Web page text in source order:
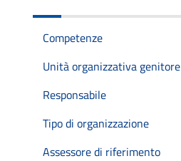
Competenze
Unità organizzativa genitore
Responsabile
Tipo di organizzazione
Assessore di riferimento